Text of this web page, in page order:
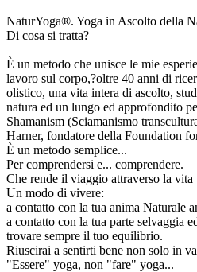
NaturYoga®. Yoga in Ascolto della
Di cosa si tratta?
È un metodo che unisce le mie
lavoro sul corpo,?oltre 40 anni di
olistico, una vita intera di ascolto,
natura ed un lungo ed approfondito
Shamanism (Sciamanismo
Harner, fondatore della Foundation
È un metodo semplice...
Per comprendersi e... comprendere.
Che rende il viaggio attraverso la vita
Un modo di vivere:
a contatto con la tua anima Naturale
a contatto con la tua parte selvaggia
trovare sempre il tuo equilibrio.
Riuscirai a sentirti bene non solo in
"Essere" yoga, non "fare" yoga...